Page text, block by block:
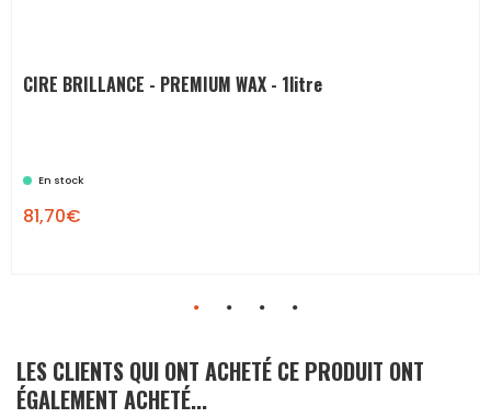
CIRE BRILLANCE - PREMIUM WAX - 1litre
En stock
81,70€
LES CLIENTS QUI ONT ACHETÉ CE PRODUIT ONT
ÉGALEMENT ACHETÉ...